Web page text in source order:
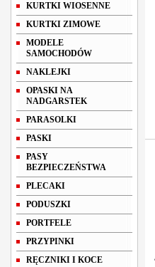
KURTKI WIOSENNE
KURTKI ZIMOWE
MODELE
SAMOCHODÓW
NAKLEJKI
OPASKI NA
NADGARSTEK
PARASOLKI
PASKI
PASY
BEZPIECZEŃSTWA
PLECAKI
PODUSZKI
PORTFELE
PRZYPINKI
RĘCZNIKI I KOCE